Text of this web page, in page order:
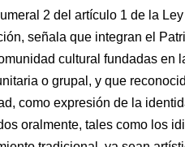
2 del artículo 1 de la
señala que integran el
cultural fundadas en
o grupal, y que
como expresión de la
oralmente, tales como los